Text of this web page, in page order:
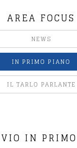
AREA FOCUS
NEWS
IN PRIMO PIANO
IL TARLO PARLANTE
IN